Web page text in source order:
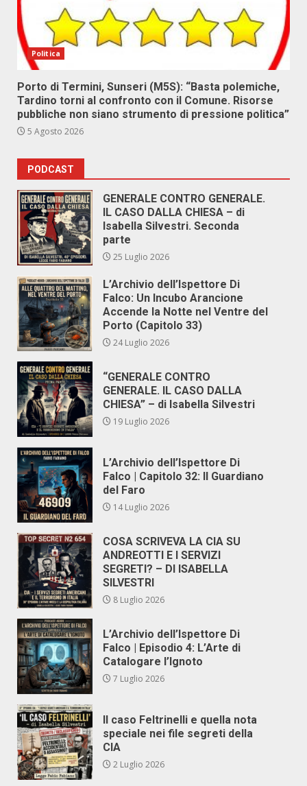
Politica
Porto di Termini, Sunseri (M5S): “Basta polemiche,
Tardino torni al confronto con il Comune. Risorse
pubbliche non siano strumento di pressione politica”
5 Agosto 2026
PODCAST
GENERALE CONTRO GENERALE.
IL CASO DALLA CHIESA – di
Isabella Silvestri. Seconda
parte
25 Luglio 2026
L’Archivio dell’Ispettore Di
Falco: Un Incubo Arancione
Accende la Notte nel Ventre del
Porto (Capitolo 33)
24 Luglio 2026
“GENERALE CONTRO
GENERALE. IL CASO DALLA
CHIESA” – di Isabella Silvestri
19 Luglio 2026
L’Archivio dell’Ispettore Di
Falco | Capitolo 32: Il Guardiano
del Faro
14 Luglio 2026
COSA SCRIVEVA LA CIA SU
ANDREOTTI E I SERVIZI
SEGRETI? – DI ISABELLA
SILVESTRI
8 Luglio 2026
L’Archivio dell’Ispettore Di
Falco | Episodio 4: L’Arte di
Catalogare l’Ignoto
7 Luglio 2026
Il caso Feltrinelli e quella nota
speciale nei file segreti della
CIA
2 Luglio 2026